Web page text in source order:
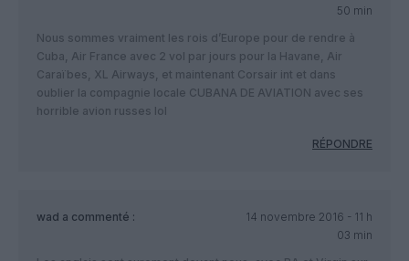
50 min
Nous sommes vraiment les rois d’Europe pour de rendre à
Cuba, Air France avec 2 vol par jours pour la Havane, Air
Caraïbes, XL Airways, et maintenant Corsair int et dans
oublier la compagnie locale CUBANA DE AVIATION avec ses
horrible avion russes lol
RÉPONDRE
wad a commenté :
14 novembre 2016 - 11 h
03 min